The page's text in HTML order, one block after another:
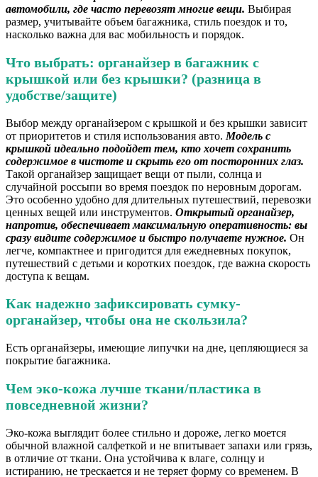
автомобили, где часто перевозят многие вещи. Выбирая
размер, учитывайте объем багажника, стиль поездок и то,
насколько важна для вас мобильность и порядок.
Что выбрать: органайзер в багажник с
крышкой или без крышки? (разница в
удобстве/защите)
Выбор между органайзером с крышкой и без крышки зависит
от приоритетов и стиля использования авто. Модель с
крышкой идеально подойдет тем, кто хочет сохранить
содержимое в чистоте и скрыть его от посторонних глаз.
Такой органайзер защищает вещи от пыли, солнца и
случайной россыпи во время поездок по неровным дорогам.
Это особенно удобно для длительных путешествий, перевозки
ценных вещей или инструментов. Открытый органайзер,
напротив, обеспечивает максимальную оперативность: вы
сразу видите содержимое и быстро получаете нужное. Он
легче, компактнее и пригодится для ежедневных покупок,
путешествий с детьми и коротких поездок, где важна скорость
доступа к вещам.
Как надежно зафиксировать сумку-
органайзер, чтобы она не скользила?
Есть органайзеры, имеющие липучки на дне, цепляющиеся за
покрытие багажника.
Чем эко-кожа лучше ткани/пластика в
повседневной жизни?
Эко-кожа выглядит более стильно и дороже, легко моется
обычной влажной салфеткой и не впитывает запахи или грязь,
в отличие от ткани. Она устойчива к влаге, солнцу и
истиранию, не трескается и не теряет форму со временем. В